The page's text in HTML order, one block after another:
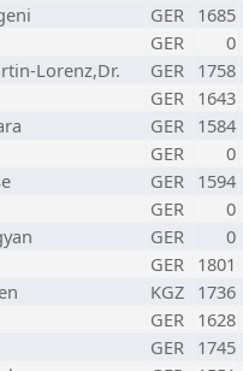
GER 1685
GER 0
Lorenz,Dr. GER 1758
GER 1643
GER 1584
GER 0
GER 1594
GER 0
GER 0
GER 1801
KGZ 1736
GER 1628
GER 1745